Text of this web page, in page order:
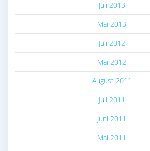
Juli 2013
Mai 2013
Juli 2012
Mai 2012
August 2011
Juli 2011
Juni 2011
Mai 2011